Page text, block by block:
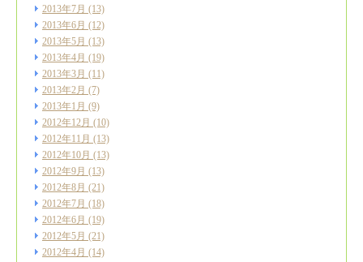
2013年7月 (13)
2013年6月 (12)
2013年5月 (13)
2013年4月 (19)
2013年3月 (11)
2013年2月 (7)
2013年1月 (9)
2012年12月 (10)
2012年11月 (13)
2012年10月 (13)
2012年9月 (13)
2012年8月 (21)
2012年7月 (18)
2012年6月 (19)
2012年5月 (21)
2012年4月 (14)